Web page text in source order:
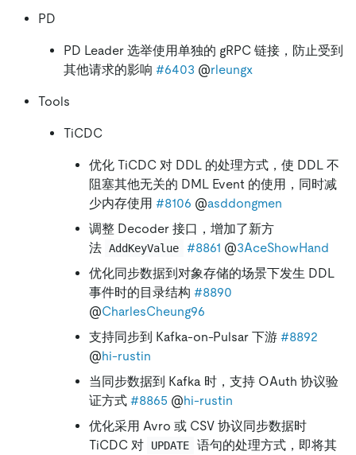
PD
PD Leader 选举使用单独的 gRPC 链接，防止受到
其他请求的影响 #6403 @rleungx
Tools
TiCDC
优化 TiCDC 对 DDL 的处理方式，使 DDL 不
阻塞其他无关的 DML Event 的使用，同时减
少内存使用 #8106 @asddongmen
调整 Decoder 接口，增加了新方
法 AddKeyValue #8861 @3AceShowHand
优化同步数据到对象存储的场景下发生 DDL
事件时的目录结构 #8890
@CharlesCheung96
支持同步到 Kafka-on-Pulsar 下游 #8892
@hi-rustin
当同步数据到 Kafka 时，支持 OAuth 协议验
证方式 #8865 @hi-rustin
优化采用 Avro 或 CSV 协议同步数据时
TiCDC 对
UPDATE
语句的处理方式，即将其